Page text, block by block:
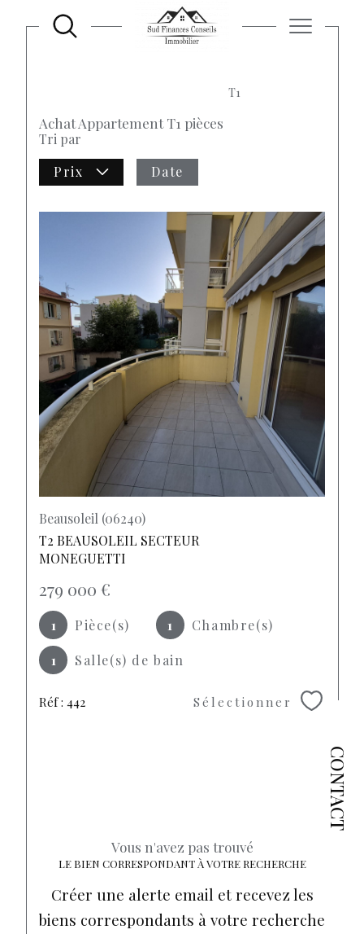
CONTACT
T1
Achat Appartement T1 pièces
Tri par
Prix
Date
Beausoleil (06240)
T2 BEAUSOLEIL SECTEUR
MONEGUETTI
279 000 €
1 Pièce(s) 1 Chambre(s)
1 Salle(s) de bain
Réf : 442 Sélectionner
Vous n'avez pas trouvé
LE BIEN CORRESPONDANT À VOTRE RECHERCHE
Créer une alerte email et recevez les
biens correspondants à votre recherche